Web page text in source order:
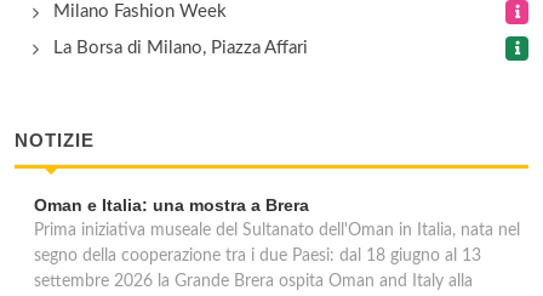
Milano Fashion Week
La Borsa di Milano, Piazza Affari
NOTIZIE
Oman e Italia: una mostra a Brera
Prima iniziativa museale del Sultanato dell'Oman in Italia, nata nel
segno della cooperazione tra i due Paesi: dal 18 giugno al 13
settembre 2026 la Grande Brera ospita Oman and Italy alla